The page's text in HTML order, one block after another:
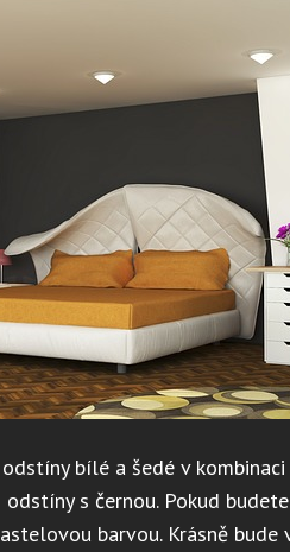
bílé a šedé v
s černou. Pokud
barvou. Krásně